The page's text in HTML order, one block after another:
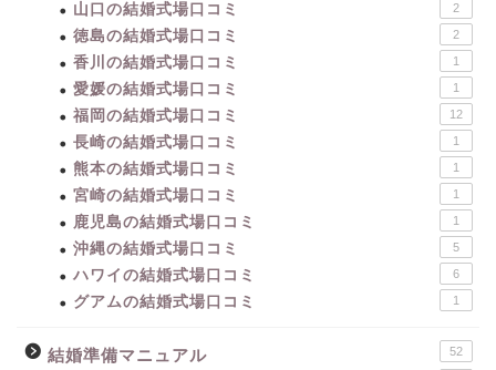
山口の結婚式場口コミ 2
徳島の結婚式場口コミ 2
香川の結婚式場口コミ 1
愛媛の結婚式場口コミ 1
福岡の結婚式場口コミ 12
長崎の結婚式場口コミ 1
熊本の結婚式場口コミ 1
宮崎の結婚式場口コミ 1
鹿児島の結婚式場口コミ 1
沖縄の結婚式場口コミ 5
ハワイの結婚式場口コミ 6
グアムの結婚式場口コミ 1
結婚準備マニュアル 52